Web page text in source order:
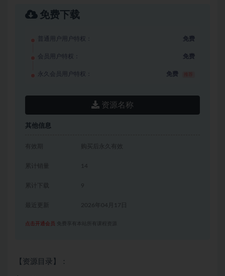
免费下载
普通用户用户特权： 免费
会员用户特权： 免费
永久会员用户特权： 免费
资源名称
其他信息
有效期 购买后永久有效
累计销量 14
累计下载 9
2026年04月17日
点击开通会员 免费享有本站所有课程资源
【资源目录】：